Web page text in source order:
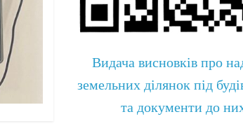
Видача висновків про
земельних ділянок під
та документи до